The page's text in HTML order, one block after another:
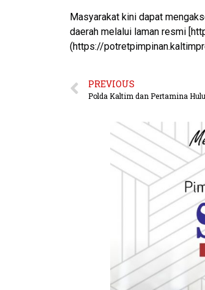
Masyarakat kini dapat
daerah melalui laman resmi
(https://
PREVIOUS